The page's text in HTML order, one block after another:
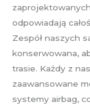
odpowiadają
Zespół naszych
konserwowana,
trasie. Każdy z
zaawansowane
systemy airbag,